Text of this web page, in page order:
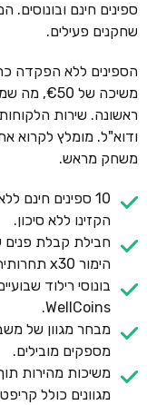
ספינים חינם
שחקנים פעילים.
משיכה
ודוא"ל. מומלץ לקרוא
משחק מראש.
10 ספינים
הקזינו ללא סיכון.
הימור x30 תחרותית.
WellCoins.
מבחר מגוון של
מספקים מובילים.
מגוונים כולל